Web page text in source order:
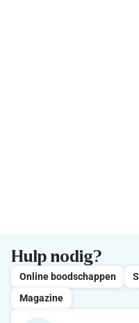
Hulp nodig?
Online boodschappen
Magazine